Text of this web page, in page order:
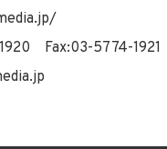
Fax:03-5774-1921